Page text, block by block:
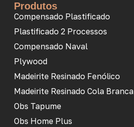
Produtos
Compensado Plastificado
Plastificado 2 Processos
Compensado Naval
Plywood
Madeirite Resinado Fenólico
Madeirite Resinado Cola Branca
Obs Tapume
Obs Home Plus